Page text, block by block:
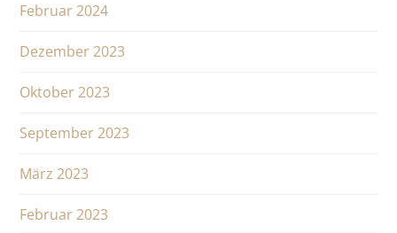
Februar 2024
Dezember 2023
Oktober 2023
September 2023
März 2023
Februar 2023